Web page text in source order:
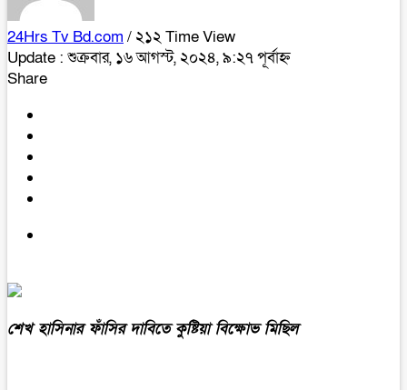
24Hrs Tv Bd.com / ২১২ Time View
Update : শুক্রবার, ১৬ আগস্ট, ২০২৪, ৯:২৭ পূর্বাহ্ন
Share
শেখ হাসিনার ফাঁসির দাবিতে কুষ্টিয়া বিক্ষোভ মিছিল